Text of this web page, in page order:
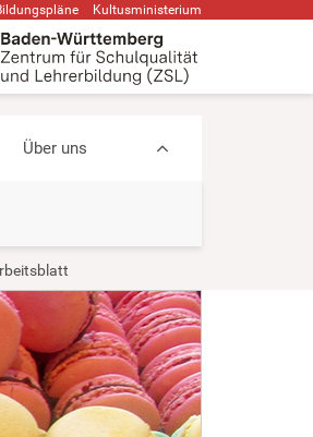
Kultusministerium
Über uns